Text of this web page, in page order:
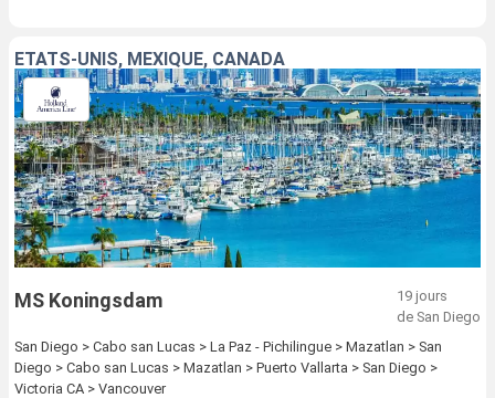
ÉTATS-UNIS, MEXIQUE, CANADA
MS Koningsdam
19 jours
de San Diego
San Diego > Cabo san Lucas > La Paz - Pichilingue > Mazatlan > San
Diego > Cabo san Lucas > Mazatlan > Puerto Vallarta > San Diego >
Victoria CA > Vancouver